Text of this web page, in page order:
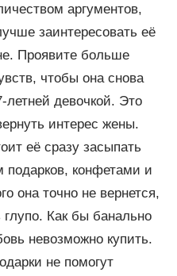
аргументов,
заинтересовать её
Проявите больше
чтобы она снова
летней девочкой. Это
интерес жены.
её сразу засыпать
подарков, конфетами и
она точно не вернется,
глупо. Как бы банально
невозможно купить.
не помогут